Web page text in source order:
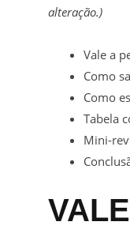
alteração.)
Vale a
Como
Como
Tabela
Mini-